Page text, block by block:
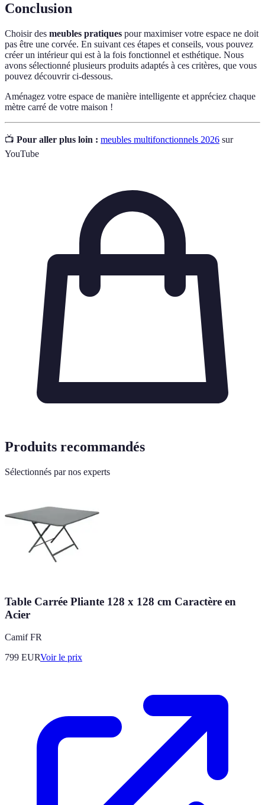
Conclusion
Choisir des meubles pratiques pour maximiser votre espace ne doit
pas être une corvée. En suivant ces étapes et conseils, vous pouvez
créer un intérieur qui est à la fois fonctionnel et esthétique. Nous
avons sélectionné plusieurs produits adaptés à ces critères, que vous
pouvez découvrir ci-dessous.
Aménagez votre espace de manière intelligente et appréciez chaque
mètre carré de votre maison !
📺 Pour aller plus loin : meubles multifonctionnels 2026 sur
YouTube
Produits recommandés
Sélectionnés par nos experts
Table Carrée Pliante 128 x 128 cm Caractère en
Acier
Camif FR
799 EURVoir le prix